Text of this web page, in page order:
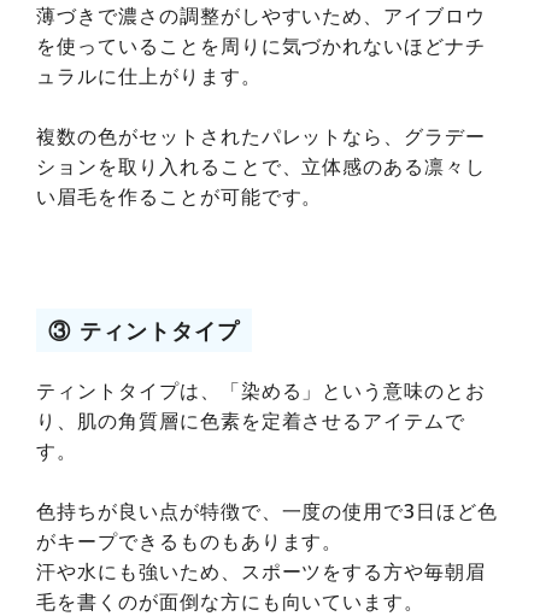
薄づきで濃さの調整がしやすいため、アイブロウ
を使っていることを周りに気づかれないほどナチ
ュラルに仕上がります。
複数の色がセットされたパレットなら、グラデー
ションを取り入れることで、立体感のある凛々し
い眉毛を作ることが可能です。
③ ティントタイプ
ティントタイプは、「染める」という意味のとお
り、肌の角質層に色素を定着させるアイテムで
す。
色持ちが良い点が特徴で、一度の使用で3日ほど色
がキープできるものもあります。
汗や水にも強いため、スポーツをする方や毎朝眉
毛を書くのが面倒な方にも向いています。